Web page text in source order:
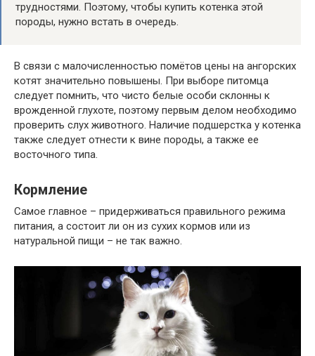
трудностями. Поэтому, чтобы купить котенка этой
породы, нужно встать в очередь.
В связи с малочисленностью помётов цены на ангорских
котят значительно повышены. При выборе питомца
следует помнить, что чисто белые особи склонны к
врожденной глухоте, поэтому первым делом необходимо
проверить слух животного. Наличие подшерстка у котенка
также следует отнести к вине породы, а также ее
восточного типа.
Кормление
Самое главное – придерживаться правильного режима
питания, а состоит ли он из сухих кормов или из
натуральной пищи – не так важно.